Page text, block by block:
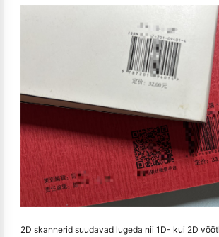
2D skannerid suudavad lugeda nii 1D- kui 2D